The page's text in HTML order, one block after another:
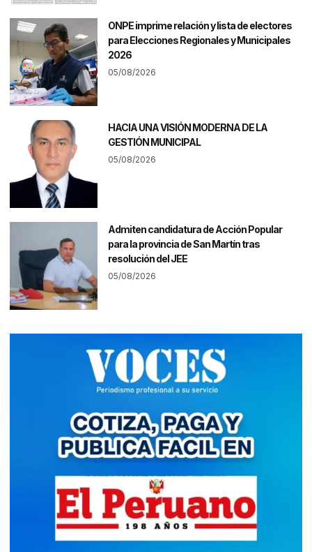
ONPE imprime relación y lista de electores
para Elecciones Regionales y Municipales
2026
05/08/2026
HACIA UNA VISIÓN MODERNA DE LA
GESTIÓN MUNICIPAL
05/08/2026
Admiten candidatura de Acción Popular
para la provincia de San Martín tras
resolución del JEE
05/08/2026